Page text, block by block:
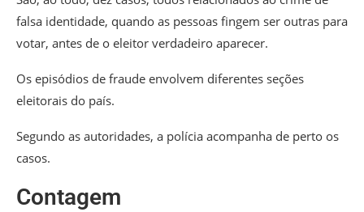
falsa identidade, quando as pessoas fingem ser outras para
votar, antes de o eleitor verdadeiro aparecer.
Os episódios de fraude envolvem diferentes seções
eleitorais do país.
Segundo as autoridades, a polícia acompanha de perto os
casos.
Contagem